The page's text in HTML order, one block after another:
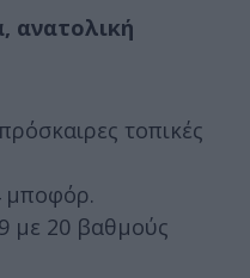
ανατολική
τοπικές
μποφόρ.
με 20 βαθμούς